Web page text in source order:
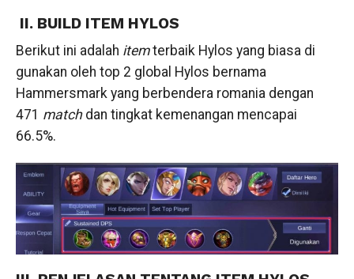
II. BUILD ITEM HYLOS
Berikut ini adalah itemterbaik Hylos yang biasa di
gunakan oleh top 2 global Hylos bernama
Hammersmark yang berbendera romania dengan
471 matchdan tingkat kemenangan mencapai
66.5%.